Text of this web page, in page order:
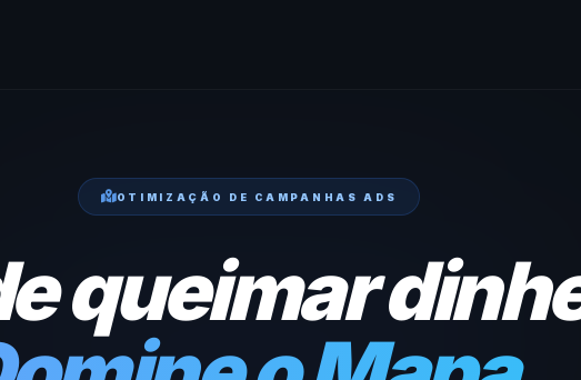
OTIMIZAÇÃO DE CAMPANHAS ADS
queimar